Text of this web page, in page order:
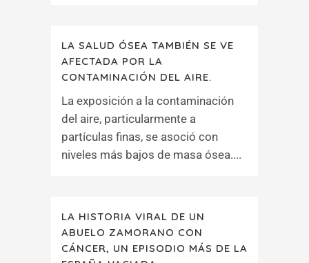
LA SALUD ÓSEA TAMBIÉN SE VE
AFECTADA POR LA
CONTAMINACIÓN DEL AIRE.
La exposición a la contaminación
del aire, particularmente a
partículas finas, se asoció con
niveles más bajos de masa ósea....
LA HISTORIA VIRAL DE UN
ABUELO ZAMORANO CON
CÁNCER, UN EPISODIO MÁS DE LA